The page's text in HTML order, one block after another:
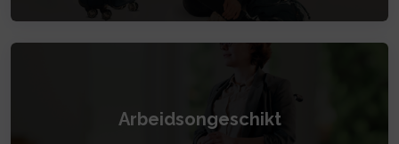
Arbeidsongeschikt